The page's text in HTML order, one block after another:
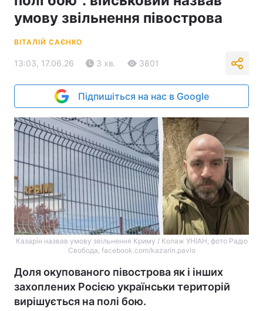
умову звільнення півострова
ВІТАЛІЙ САЄНКО
13:03, 17.06.26 3 хв. 3801
Підпишіться на нас в Google
Казарін назвав умову звільнення Криму / Колаж УНІАН, фото Радіо
Свобода, facebook.com/kazarin.pavlo
Доля окупованого півострова як і інших
захоплених Росією українськи територій
вирішується на полі бою.